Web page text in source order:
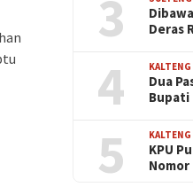
3
Deras
4 KALTENG
Dua
5 KALTENG
KPU